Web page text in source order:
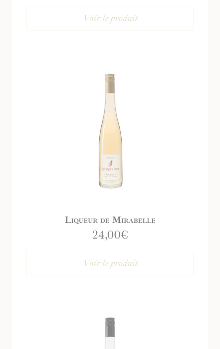
Voir le produit
Liqueur de Mirabelle
24,00€
Voir le produit